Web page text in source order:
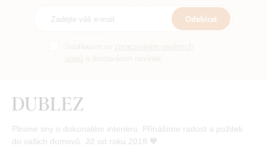
Odebírat
Plníme sny o dokonalém interiéru. Přinášíme radost a požitek
do vašich domovů. Již od roku 2018 🧡